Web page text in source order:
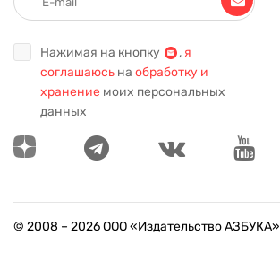
Нажимая на кнопку , я
соглашаюсь на обработку и
хранение моих персональных
данных
© 2008 – 2026ООО «Издательство АЗБУКА»